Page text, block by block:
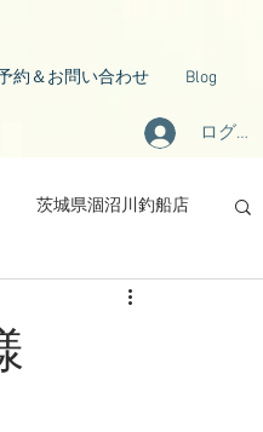
約＆お問い合わせ Blog
ログイン
茨城県涸沼川釣船店